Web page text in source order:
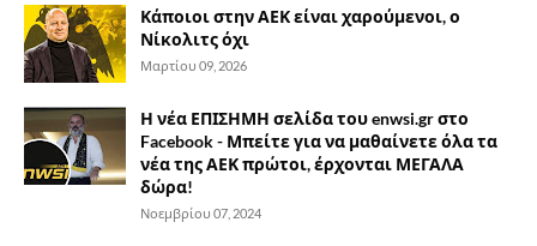
Κάποιοι στην ΑΕΚ είναι χαρούμενοι, ο
Νίκολιτς όχι
Μαρτίου 09, 2026
Η νέα ΕΠΙΣΗΜΗ σελίδα του enwsi.gr στο
Facebook - Μπείτε για να μαθαίνετε όλα τα
νέα της ΑΕΚ πρώτοι, έρχονται ΜΕΓΑΛΑ
δώρα!
Νοεμβρίου 07, 2024